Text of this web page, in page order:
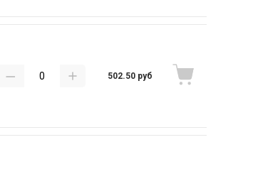
502.50 руб